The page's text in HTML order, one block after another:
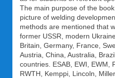
The main purpose of the
picture of welding
methods are mentioned that
former USSR, modern
Britain, Germany, France,
Austria, China, Australia,
countries. ESAB, EWI, EWM,
RWTH, Kemppi, Lincoln,